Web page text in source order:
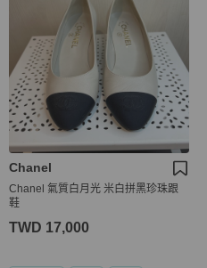
Chanel
Chanel 氣質白月光 米白拼黑珍珠跟
鞋
TWD 17,000